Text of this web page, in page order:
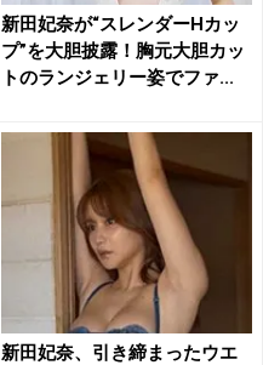
新田妃奈が“スレンダーHカッ
プ”を大胆披露！胸元大胆カッ
トのランジェリー姿でファ...
新田妃奈、引き締まったウエ